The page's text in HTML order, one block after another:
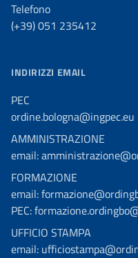
Telefono
(+39) 051 235412
INDIRIZZI EMAIL
PEC
ordine.bologna@ingpec.eu
AMMINISTRAZIONE
email:
FORMAZIONE
email:
PEC:
UFFICIO STAMPA
email: